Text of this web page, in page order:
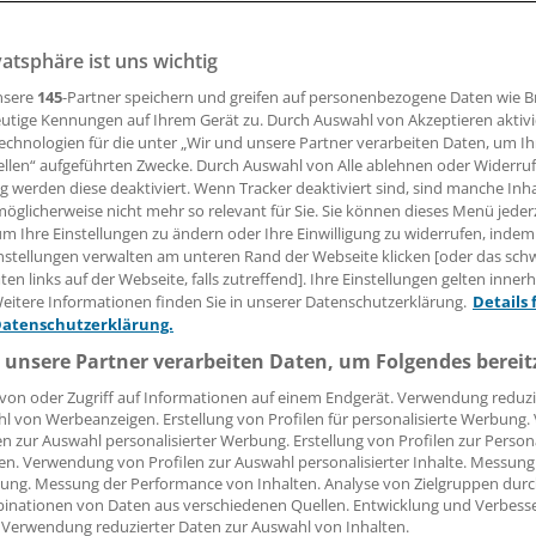
haben die GKV-Sparpläne für die HNO-Ärzte? Der
Mitgliedern umgehört: 80 Prozent planen, Sprechzeiten
Personal abbauen.
12:02 Uhr
ist uns wichtig
145-Partner speichern und greifen auf personenbezogene Daten wie
Kennungen auf Ihrem Gerät zu. Durch Auswahl von Akzeptieren
für die unter „Wir und unsere Partner verarbeiten Daten, um
aufgeführten Zwecke. Durch Auswahl von Alle ablehnen oder
werden diese deaktiviert. Wenn Tracker deaktiviert sind, sind manche
nicht mehr so relevant für Sie. Sie können dieses Menü
Ihre Einstellungen zu ändern oder Ihre Einwilligung zu widerrufen, indem
verwalten am unteren Rand der Webseite klicken [oder das
links auf der Webseite, falls zutreffend]. Ihre Einstellungen gelten
Informationen finden Sie in unserer Datenschutzerklärung. Details
Partner verarbeiten Daten, um Folgendes
oder Zugriff auf Informationen auf einem Endgerät. Verwendung
von Werbeanzeigen. Erstellung von Profilen für personalisierte
zur Auswahl personalisierter Werbung. Erstellung von Profilen zur
Verwendung von Profilen zur Auswahl personalisierter Inhalte.
Messung der Performance von Inhalten. Analyse von Zielgruppen
von Daten aus verschiedenen Quellen. Entwicklung und
reduzierter Daten zur Auswahl von Inhalten.